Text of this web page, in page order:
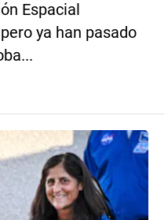
Espacial
ya han pasado